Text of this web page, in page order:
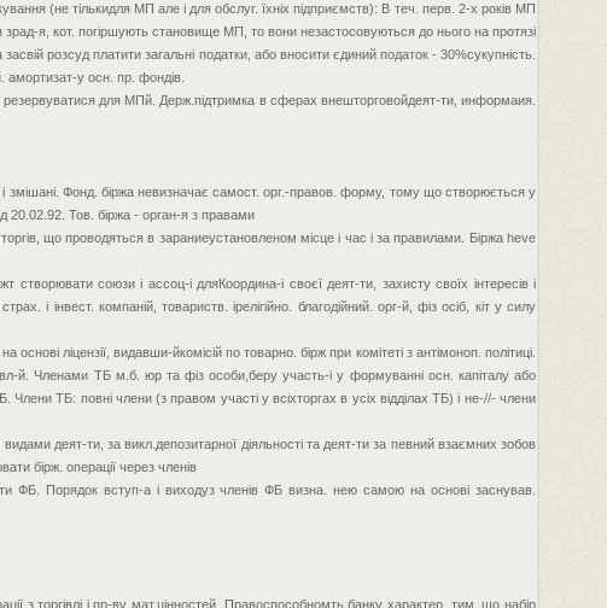
(не тількидля МП але і для обслуг. їхніх підприємств): В теч. перв. 2-х років МП
я, кот. погіршують становище МП, то вони незастосовуються до нього на протязі
розсуд платити загальні податки, або вносити єдиний податок - 30%сукупність.
у осн. пр. фондів.
для МПй. Держ.підтримка в сферах внешторговойдеят-ти, информаия.
і змішані. Фонд. біржа невизначає самост. орг.-правов. форму, тому що створюється у
20.02.92. Тов. біржа - орган-я з правами
що проводяться в зараниеустановленом місце і час і за правилами. Біржа heve
союзи і ассоц-і дляКоордина-і своєї деят-ти, захисту своїх інтересів і
і інвест. компаній, товариств. ірелігійно. благодійний. орг-й, фіз осіб, кіт у силу
ліцензії, видавши-йкомісій по товарно. бірж при комітеті з антімоноп. політиці.
й. Членами ТБ м.б. юр та фіз особи,беру участь-і у формуванні осн. капіталу або
ТБ: повні члени (з правом участі у всіхторгах в усіх відділах ТБ) і не-//- члени
деят-ти, за викл.депозитарної діяльності та деят-ти за певний взаємних зобов
бірж. операції через членів
Порядок вступ-а і виходуз членів ФБ визна. нею самою на основі заснував.
з торгівлі і пр-ву мат.цінностей. Правоспособномть банку характер. тим, що набір